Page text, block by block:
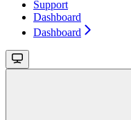
Support
Dashboard
Dashboard